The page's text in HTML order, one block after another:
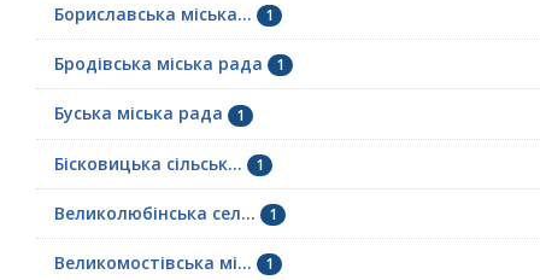
Бориславська міська... 1
Бродівська міська рада 1
Буська міська рада 1
Бісковицька сільськ... 1
Великолюбінська сел... 1
Великомостівська мі... 1